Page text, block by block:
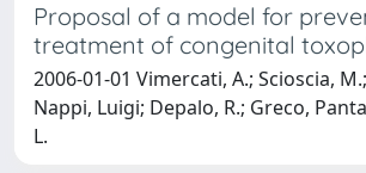
Proposal of a model for
treatment of congenital
2006-01-01 Vimercati, A.; Scioscia,
Nappi, Luigi; Depalo, R.; Greco,
L.